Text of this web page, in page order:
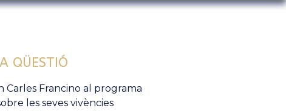
QÜESTIÓ
Carles Francino al programa
les seves vivències